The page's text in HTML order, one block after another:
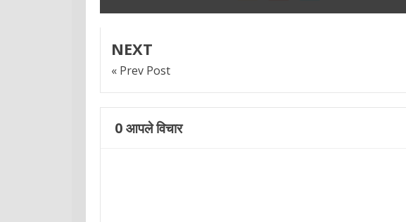
NEXT
« Prev Post
0आपले विचार